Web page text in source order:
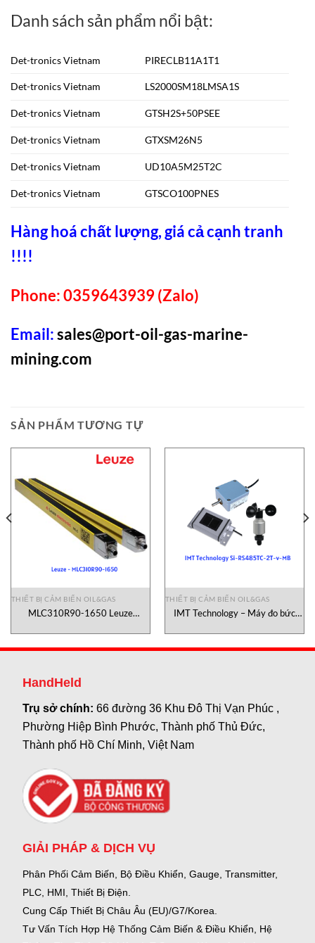
Danh sách sản phẩm nổi bật:
Det-tronics Vietnam PIRECLB11A1T1
Det-tronics Vietnam LS2000SM18LMSA1S
Det-tronics Vietnam GTSH2S+50PSEE
Det-tronics Vietnam GTXSM26N5
Det-tronics Vietnam UD10A5M25T2C
Det-tronics Vietnam GTSCO100PNES
Hàng hoá chất lượng, giá cả cạnh tranh
!!!!
Phone: 0359643939 (Zalo)
Email:sales@port-oil-gas-marine-
mining.com
SẢN PHẨM TƯƠNG TỰ
THIẾT BỊ CẢM BIẾN OIL&GAS
MLC310R90-1650 Leuze
THIẾT BỊ CẢM BIẾN OIL&GAS
IMT Technology – Máy đo bức
HandHeld
Trụ sở chính:66 đường 36 Khu Đô Thị Vạn Phúc ,
Phường Hiệp Bình Phước, Thành phố Thủ Đức,
Thành phố Hồ Chí Minh, Việt Nam
GIẢI PHÁP & DỊCH VỤ
Phân Phối Cảm Biến, Bộ Điều Khiển, Gauge, Transmitter,
PLC, HMI, Thiết Bị Điện.
Cung Cấp Thiết Bị Châu Âu (EU)/G7/Korea.
Tư Vấn Tích Hợp Hệ Thống Cảm Biến & Điều Khiển, Hệ